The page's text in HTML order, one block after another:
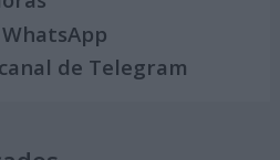
de Telegram